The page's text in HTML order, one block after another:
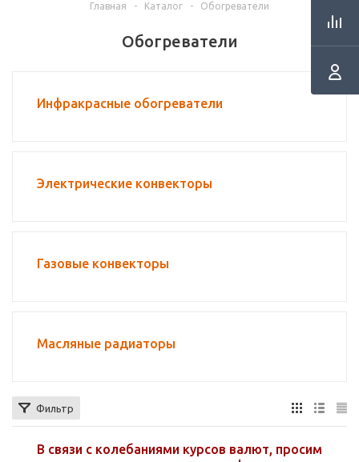
Главная - Каталог - Обогреватели
Обогреватели
Инфракрасные обогреватели
Электрические конвекторы
Газовые конвекторы
Масляные радиаторы
Фильтр
В связи с колебаниями курсов валют, просим